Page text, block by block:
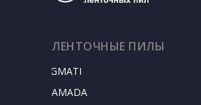
SIGMATEC
AMADA
ЛЕНТОЧНЫЕ ПИЛЫ